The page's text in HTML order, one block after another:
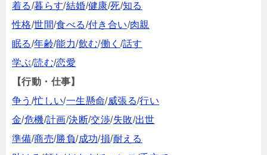
着る/暮らす/結婚/健康/死/知る
性格/世間/食べる/付き合い/肉親
眠る/年齢/能力/飲む/働く /話す
学ぶ/読む/恋愛
【行動・仕事】
争う /忙しい/一生懸命/威張る/行い
金/危機/計画/決断/交渉/失敗/出世
準備/商売/勝負/成功/損/耐える